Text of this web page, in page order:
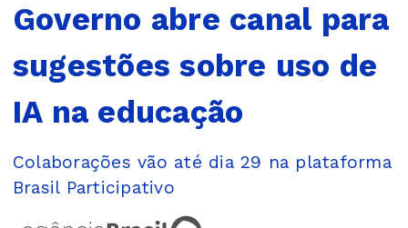
Governo abre canal para
sugestões sobre uso de
IA na educação
Colaborações vão até dia 29 na plataforma
Brasil Participativo